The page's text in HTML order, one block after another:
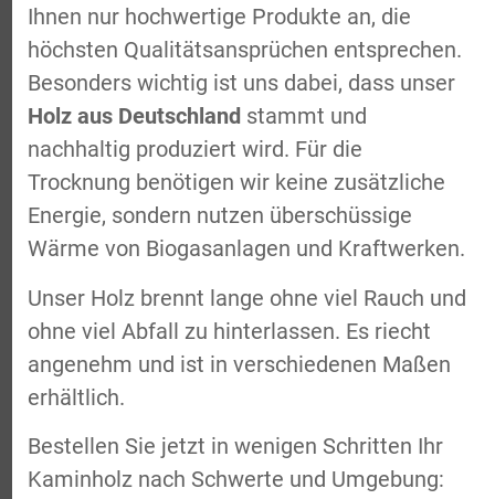
Ihnen nur hochwertige Produkte an, die
höchsten Qualitätsansprüchen entsprechen.
Besonders wichtig ist uns dabei, dass unser
Holz aus Deutschland stammt und
nachhaltig produziert wird. Für die
Trocknung benötigen wir keine zusätzliche
Energie, sondern nutzen überschüssige
Wärme von Biogasanlagen und Kraftwerken.
Unser Holz brennt lange ohne viel Rauch und
ohne viel Abfall zu hinterlassen. Es riecht
angenehm und ist in verschiedenen Maßen
erhältlich.
Bestellen Sie jetzt in wenigen Schritten Ihr
Kaminholz nach Schwerte und Umgebung: